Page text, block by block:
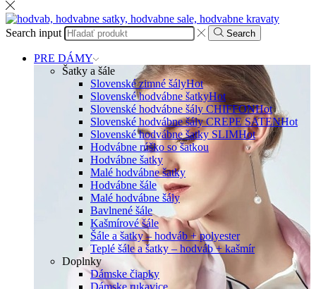
Search input Search
PRE DÁMY
Šatky a šále
Slovenské zimné šályHot
Slovenské hodvábne šatkyHot
Slovenské hodvábne šály CHIFFONHot
Slovenské hodvábne šály CREPE SATENHot
Slovenské hodvábne šatky SLIMHot
Hodvábne rúško so šatkou
Hodvábne šatky
Malé hodvábne šatky
Hodvábne šále
Malé hodvábne šály
Bavlnené šále
Kašmírové šále
Šále a šatky – hodváb + polyester
Teplé šále a šatky – hodváb + kašmír
Doplnky
Dámske čiapky